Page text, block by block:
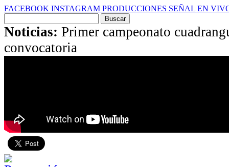
FACEBOOK INSTAGRAM PRODUCCIONES SEÑAL EN
por:
Noticias: Primer campeonato
convocatoria